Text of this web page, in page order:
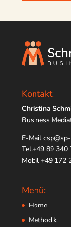
Kontakt:
Christina
Business
E-Mail
Tel.+49 89 340
Mobil +49 172
Menü:
Home
Methodik